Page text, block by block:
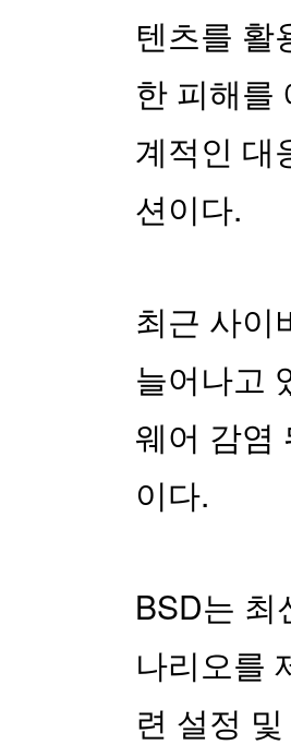
텐츠를 활
한 피해를
계적인 대
션이다.
최근 사이
늘어나고
웨어 감염
이다.
BSD는 최
나리오를
련 설정